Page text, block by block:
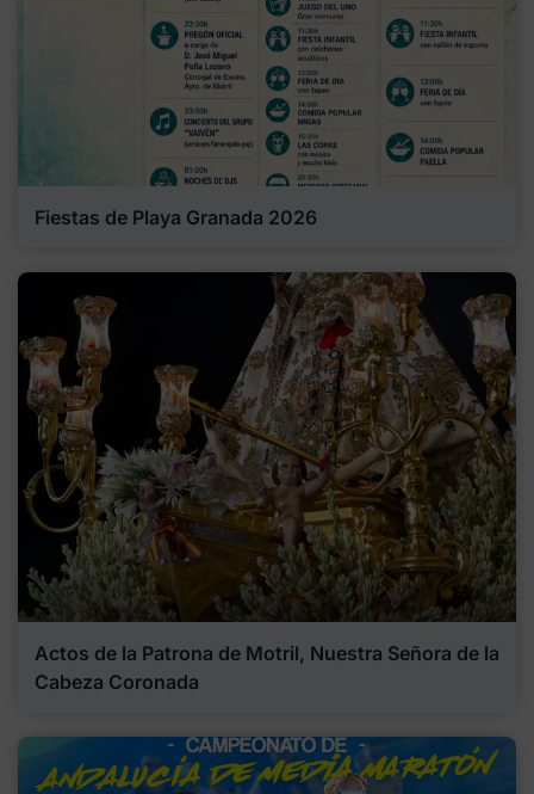
Fiestas de Playa Granada 2026
Actos de la Patrona de Motril, Nuestra Señora de la
Cabeza Coronada